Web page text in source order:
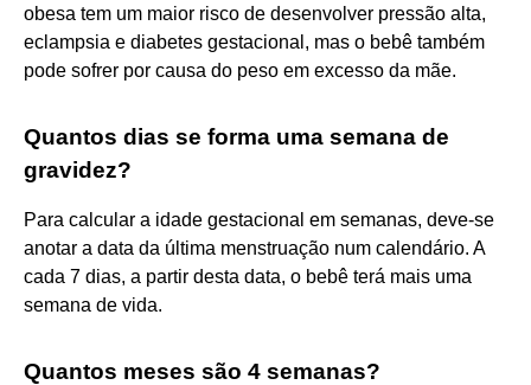
obesa tem um maior risco de desenvolver pressão alta,
eclampsia e diabetes gestacional, mas o bebê também
pode sofrer por causa do peso em excesso da mãe.
Quantos dias se forma uma semana de
gravidez?
Para calcular a idade gestacional em semanas, deve-se
anotar a data da última menstruação num calendário. A
cada 7 dias, a partir desta data, o bebê terá mais uma
semana de vida.
Quantos meses são 4 semanas?